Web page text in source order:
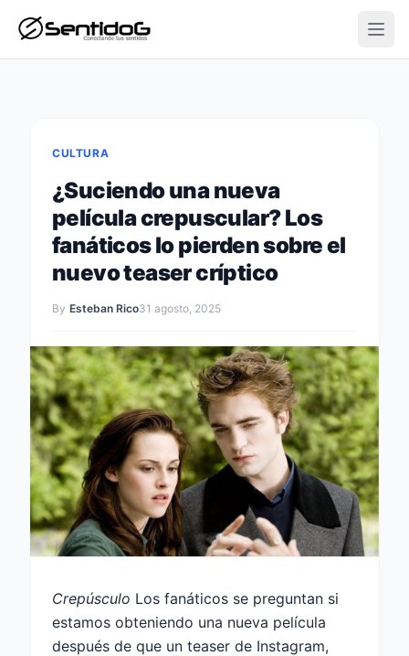
CULTURA
¿Suciendo una nueva
película crepuscular? Los
fanáticos lo pierden sobre el
nuevo teaser críptico
By Esteban Rico31 agosto, 2025
Crepúsculo Los fanáticos se preguntan si
estamos obteniendo una nueva película
después de que un teaser de Instagram,